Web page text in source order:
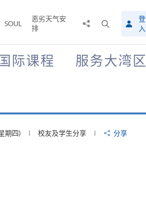
SOUL
恶劣天气安
排
搜
寻
介
登
入
国际课程 服务大湾区
期四) 校友及学生分享 分享